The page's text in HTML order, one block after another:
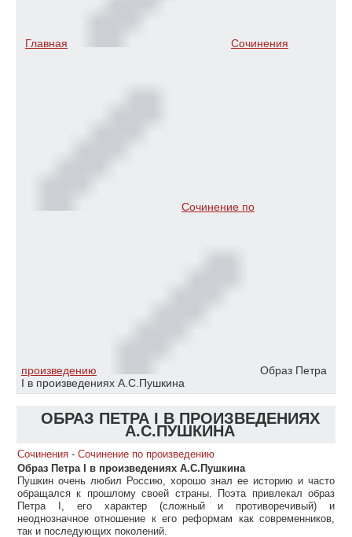
Главная Сочинения
Сочинение по
произведению
Образ Петра
I в произведениях А.С.Пушкина
ОБРАЗ ПЕТРА I В ПРОИЗВЕДЕНИЯХ
А.С.ПУШКИНА
Сочинения - Сочинение по произведению
Образ Петра I в произведениях А.С.Пушкина
Пушкин очень любил Россию, хорошо знал ее историю и часто
обращался к прошлому своей страны. Поэта привлекал образ
Петра I, его характер (сложный и противоречивый) и
неоднозначное отношение к его реформам как современников,
так и последующих поколений.